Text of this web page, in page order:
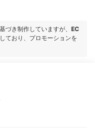
づき制作していますが、 EC
しており、プロモーションを